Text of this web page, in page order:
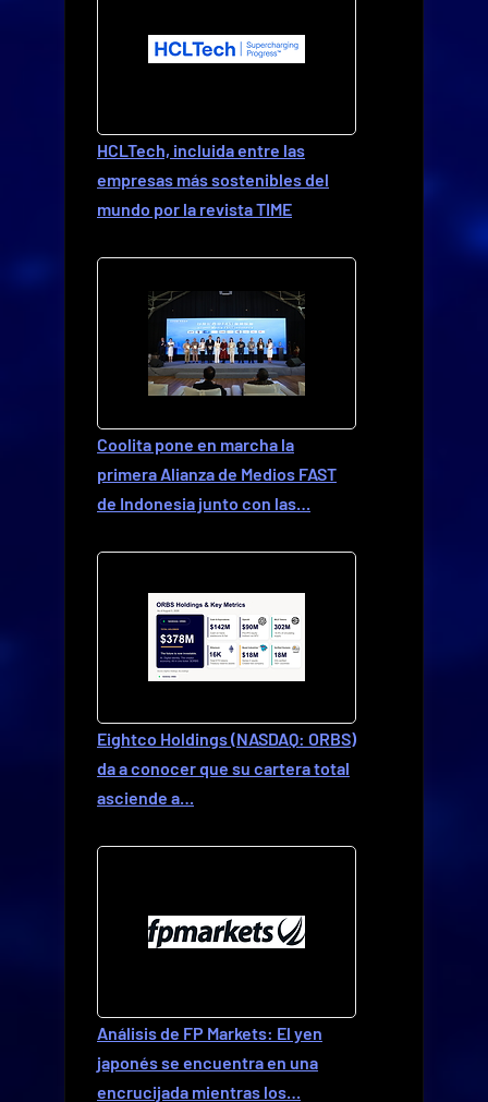
HCLTech, incluida entre las
empresas más sostenibles del
mundo por la revista TIME
Coolita pone en marcha la
primera Alianza de Medios FAST
de Indonesia junto con las…
Eightco Holdings (NASDAQ: ORBS)
da a conocer que su cartera total
asciende a…
Análisis de FP Markets: El yen
japonés se encuentra en una
encrucijada mientras los…